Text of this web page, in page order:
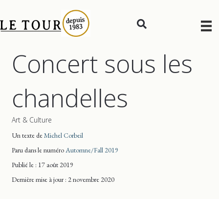
Concert sous les
chandelles
Art & Culture
Un texte deMichel Corbeil
Paru dans le numéroAutomne/Fall 2019
Publié le : 17 août 2019
Dernière mise à jour: 2 novembre 2020